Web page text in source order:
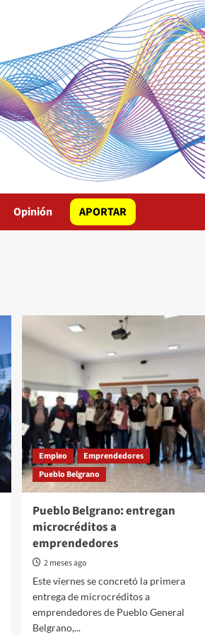
Opinión APORTAR
Empleo
Emprendedores
Pueblo Belgrano
Pueblo Belgrano: entregan
microcréditos a
emprendedores
2 meses ago
Este viernes se concretó la primera
entrega de microcréditos a
emprendedores de Pueblo General
Belgrano,...